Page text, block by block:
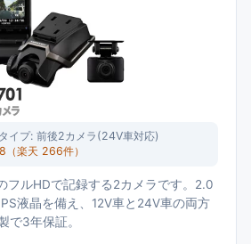
タイプ: 前後2カメラ(24V車対応)
（楽天 266件）
フルHDで記録する2カメラです。2.0
液晶を備え、12V車と24V車の両方
で3年保証。